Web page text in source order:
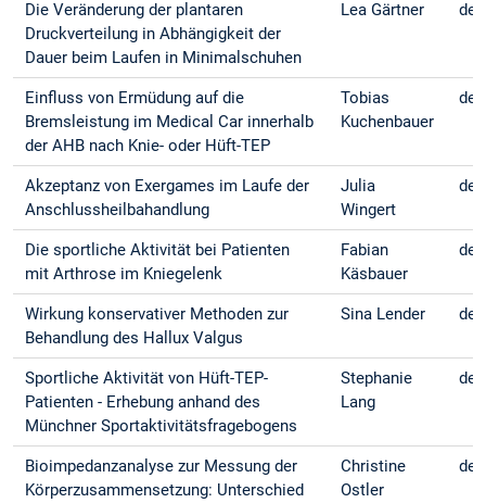
Die Veränderung der plantaren
Druckverteilung in Abhängigkeit der
Dauer beim Laufen in Minimalschuhen
Lea Gärtner
Einfluss von Ermüdung auf die
Bremsleistung im Medical Car innerhalb
der AHB nach Knie- oder Hüft-TEP
Tobias
Kuchenbauer
Akzeptanz von Exergames im Laufe der
Anschluss­heilbahandlung
Julia
Wingert
Die sportliche Aktivität bei Patienten
mit Arthrose im Kniegelenk
Fabian
Käsbauer
Wirkung konservativer Methoden zur
Behandlung des Hallux Valgus
Sina Lender
Sportliche Aktivität von Hüft-TEP-
Patienten - Erhebung anhand des
Münchner Sportaktivitätsfragebogens
Stephanie
Lang
Bioimpedanzanalyse zur Messung der
Körperzusammensetzung: Unterschied
Christine
Ostler